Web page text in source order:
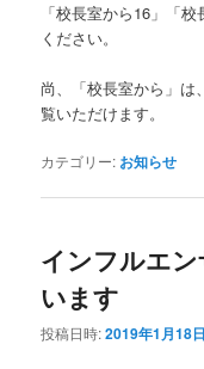
「校長室から16」「
ください。
尚、「校長室から」は
覧いただけます。
カテゴリー: お知らせ
インフルエ
います
投稿日時:2019年1月18日